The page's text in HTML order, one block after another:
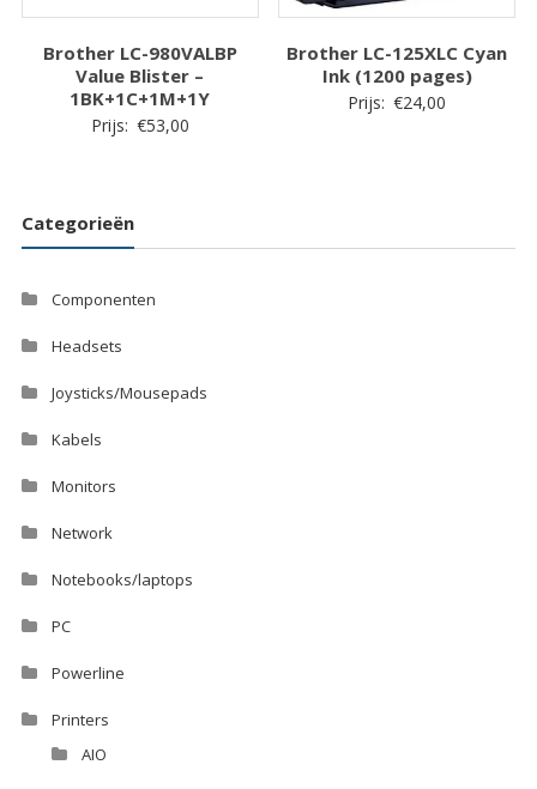
Brother LC-980VALBP
Value Blister –
1BK+1C+1M+1Y
Prijs: €53,00
Brother LC-125XLC Cyan
Ink (1200 pages)
Prijs: €24,00
Categorieën
Componenten
Headsets
Joysticks/Mousepads
Kabels
Monitors
Network
Notebooks/laptops
PC
Powerline
Printers
AIO